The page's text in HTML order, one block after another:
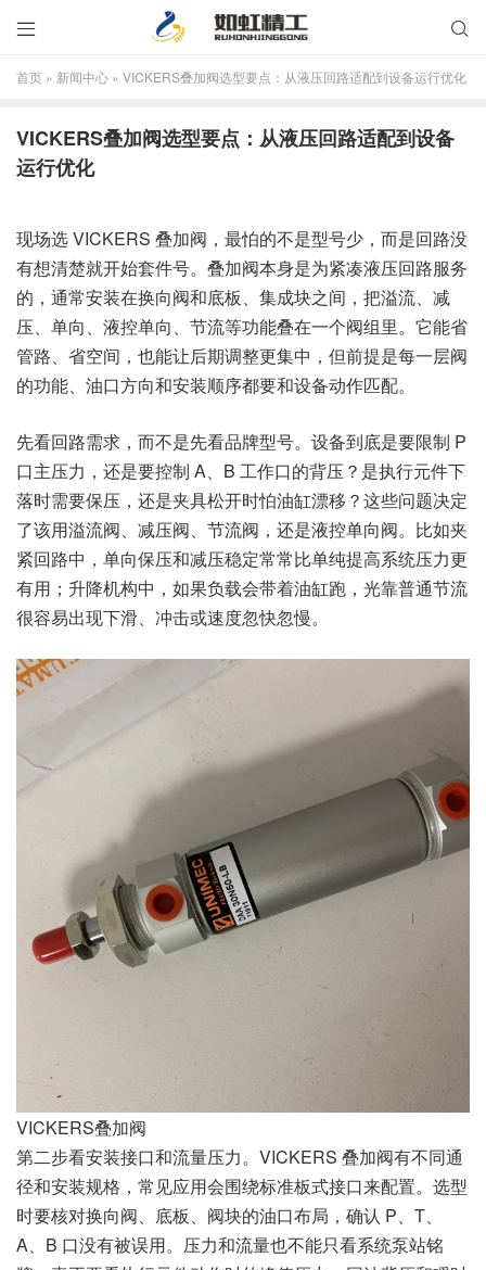


首页 » 新闻中心 » VICKERS叠加阀选型要点：从液压回路适配到设备运行优化
VICKERS叠加阀选型要点：从液压回路适配到设备
运行优化
现场选 VICKERS 叠加阀，最怕的不是型号少，而是回路没
有想清楚就开始套件号。叠加阀本身是为紧凑液压回路服务
的，通常安装在换向阀和底板、集成块之间，把溢流、减
压、单向、液控单向、节流等功能叠在一个阀组里。它能省
管路、省空间，也能让后期调整更集中，但前提是每一层阀
的功能、油口方向和安装顺序都要和设备动作匹配。
先看回路需求，而不是先看品牌型号。设备到底是要限制 P
口主压力，还是要控制 A、B 工作口的背压？是执行元件下
落时需要保压，还是夹具松开时怕油缸漂移？这些问题决定
了该用溢流阀、减压阀、节流阀，还是液控单向阀。比如夹
紧回路中，单向保压和减压稳定常常比单纯提高系统压力更
有用；升降机构中，如果负载会带着油缸跑，光靠普通节流
很容易出现下滑、冲击或速度忽快忽慢。
VICKERS叠加阀
第二步看安装接口和流量压力。VICKERS 叠加阀有不同通
径和安装规格，常见应用会围绕标准板式接口来配置。选型
时要核对换向阀、底板、阀块的油口布局，确认 P、T、
A、B 口没有被误用。压力和流量也不能只看系统泵站铭